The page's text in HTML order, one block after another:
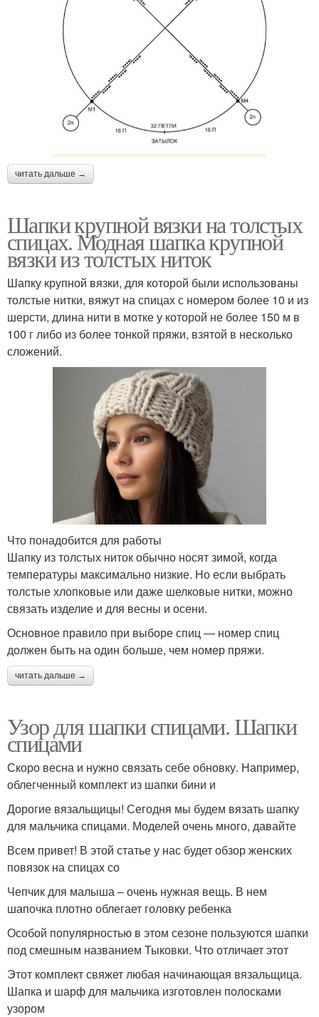
читать дальше →
Шапки крупной вязки на толстых
спицах. Модная шапка крупной
вязки из толстых ниток
Шапку крупной вязки, для которой были использованы
толстые нитки, вяжут на спицах с номером более 10 и из
шерсти, длина нити в мотке у которой не более 150 м в
100 г либо из более тонкой пряжи, взятой в несколько
сложений.
Что понадобится для работы
Шапку из толстых ниток обычно носят зимой, когда
температуры максимально низкие. Но если выбрать
толстые хлопковые или даже шелковые нитки, можно
связать изделие и для весны и осени.
Основное правило при выборе спиц — номер спиц
должен быть на один больше, чем номер пряжи.
читать дальше →
Узор для шапки спицами. Шапки
спицами
Скоро весна и нужно связать себе обновку. Например,
облегченный комплект из шапки бини и
Дорогие вязальщицы! Сегодня мы будем вязать шапку
для мальчика спицами. Моделей очень много, давайте
Всем привет! В этой статье у нас будет обзор женских
повязок на спицах со
Чепчик для малыша – очень нужная вещь. В нем
шапочка плотно облегает головку ребенка
Особой популярностью в этом сезоне пользуются шапки
под смешным названием Тыковки. Что отличает этот
Этот комплект свяжет любая начинающая вязальщица.
Шапка и шарф для мальчика изготовлен полосками
узором